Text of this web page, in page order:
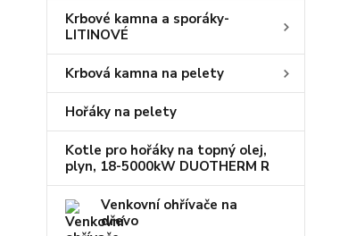
Krbové kamna a sporáky-
LITINOVÉ
Krbová kamna na pelety
Hořáky na pelety
Kotle pro hořáky na topný olej,
plyn, 18-5000kW DUOTHERM R
Venkovní ohřívače na
dřevo